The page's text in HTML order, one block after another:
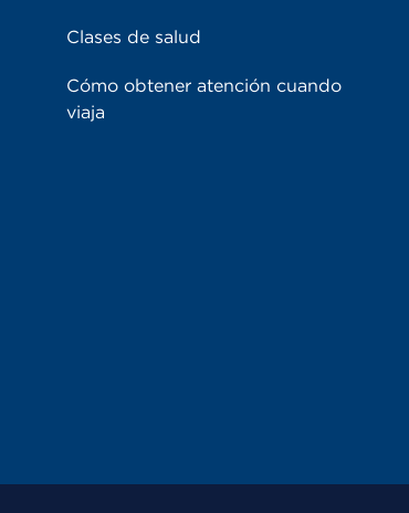
Clases de salud
Cómo obtener atención cuando
viaja